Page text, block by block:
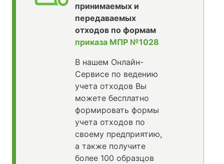
принимаемых и
передаваемых
отходов по формам
приказа МПР №1028
В нашем Онлайн-
Сервисе по ведению
учета отходов Вы
можете бесплатно
формировать формы
учета отходов по
своему предприятию,
а также получите
более 100 образцов